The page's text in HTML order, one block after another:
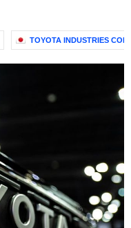
TOYOTA INDUSTRIES